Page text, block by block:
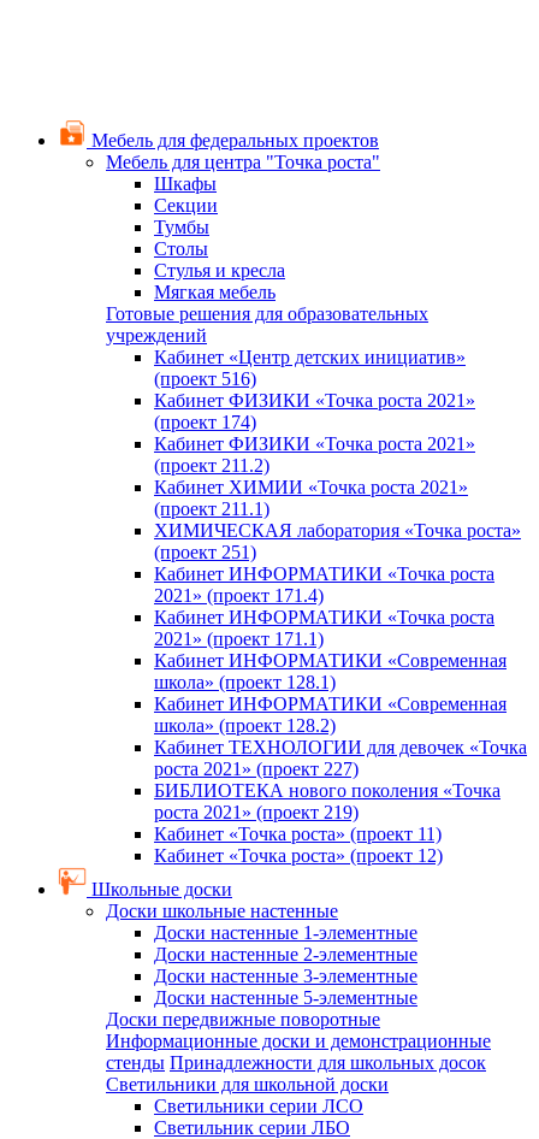
Мебель для федеральных проектов
Мебель для центра "Точка роста"
Шкафы
Секции
Тумбы
Столы
Стулья и кресла
Мягкая мебель
Готовые решения для образовательных
учреждений
Кабинет «Центр детских инициатив»
(проект 516)
Кабинет ФИЗИКИ «Точка роста 2021»
(проект 174)
Кабинет ФИЗИКИ «Точка роста 2021»
(проект 211.2)
Кабинет ХИМИИ «Точка роста 2021»
(проект 211.1)
ХИМИЧЕСКАЯ лаборатория «Точка роста»
(проект 251)
Кабинет ИНФОРМАТИКИ «Точка роста
2021» (проект 171.4)
Кабинет ИНФОРМАТИКИ «Точка роста
2021» (проект 171.1)
Кабинет ИНФОРМАТИКИ «Современная
школа» (проект 128.1)
Кабинет ИНФОРМАТИКИ «Современная
школа» (проект 128.2)
Кабинет ТЕХНОЛОГИИ для девочек «Точка
роста 2021» (проект 227)
БИБЛИОТЕКА нового поколения «Точка
роста 2021» (проект 219)
Кабинет «Точка роста» (проект 11)
Кабинет «Точка роста» (проект 12)
Школьные доски
Доски школьные настенные
Доски настенные 1-элементные
Доски настенные 2-элементные
Доски настенные 3-элементные
Доски настенные 5-элементные
Доски передвижные поворотные
Информационные доски и демонстрационные
стенды Принадлежности для школьных досок
Светильники для школьной доски
Светильники серии ЛСО
Светильник серии ЛБО